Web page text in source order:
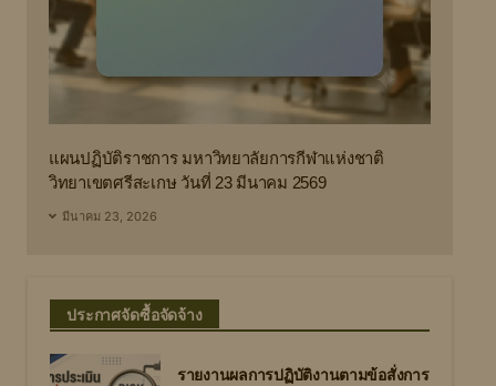
แผนปฏิบัติราชการ มหาวิทยาลัยการกีฬาแห่งชาติ
วิทยาเขตศรีสะเกษ วันที่ 23 มีนาคม 2569
มีนาคม 23, 2026
ประกาศจัดซื้อจัดจ้าง
รายงานผลการปฏิบัติงานตามข้อสั่งการ